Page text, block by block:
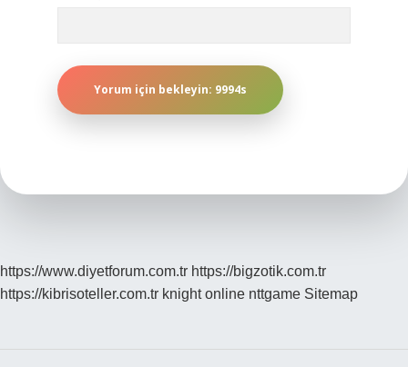
https://www.diyetforum.com.tr https://bigzotik.com.tr
https://kibrisoteller.com.tr knight online nttgame Sitemap